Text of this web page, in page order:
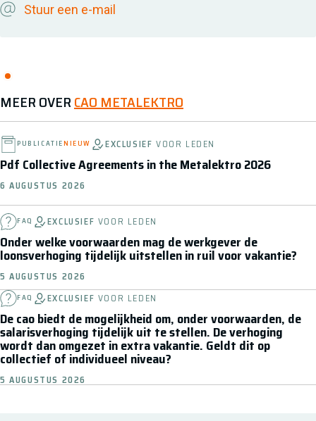
Stuur een e-mail
MEER OVERCAO METALEKTRO
PUBLICATIENIEUW EXCLUSIEF VOOR LEDEN
Pdf Collective Agreements in the Metalektro 2026
6 AUGUSTUS 2026
FAQ EXCLUSIEF VOOR LEDEN
Onder welke voorwaarden mag de werkgever de
loonsverhoging tijdelijk uitstellen in ruil voor vakantie?
5 AUGUSTUS 2026
FAQ EXCLUSIEF VOOR LEDEN
De cao biedt de mogelijkheid om, onder voorwaarden, de
salarisverhoging tijdelijk uit te stellen. De verhoging
wordt dan omgezet in extra vakantie. Geldt dit op
collectief of individueel niveau?
5 AUGUSTUS 2026